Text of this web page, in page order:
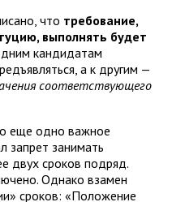
что требование,
выполнять будет
кандидатам
а к другим —
соответствующего
еще одно важное
запрет занимать
двух сроков подряд.
Однако взамен
сроков: «Положение